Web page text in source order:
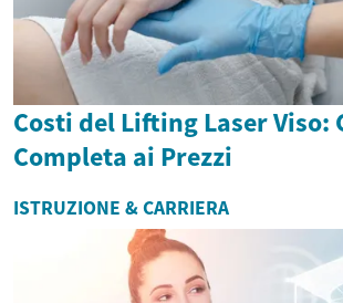
Costi del Lifting Laser Viso:
Completa ai Prezzi
ISTRUZIONE & CARRIERA